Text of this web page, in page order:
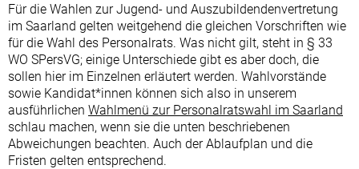
Für die Wahlen zur Jugend- und Auszubildendenvertretung
im Saarland gelten weitgehend die gleichen Vorschriften wie
für die Wahl des Personalrats. Was nicht gilt, steht in § 33
WO SPersVG; einige Unterschiede gibt es aber doch, die
sollen hier im Einzelnen erläutert werden. Wahlvorstände
sowie Kandidat*innen können sich also in unserem
ausführlichen Wahlmenü zur Personalratswahl im Saarland
schlau machen, wenn sie die unten beschriebenen
Abweichungen beachten. Auch der Ablaufplan und die
Fristen gelten entsprechend.